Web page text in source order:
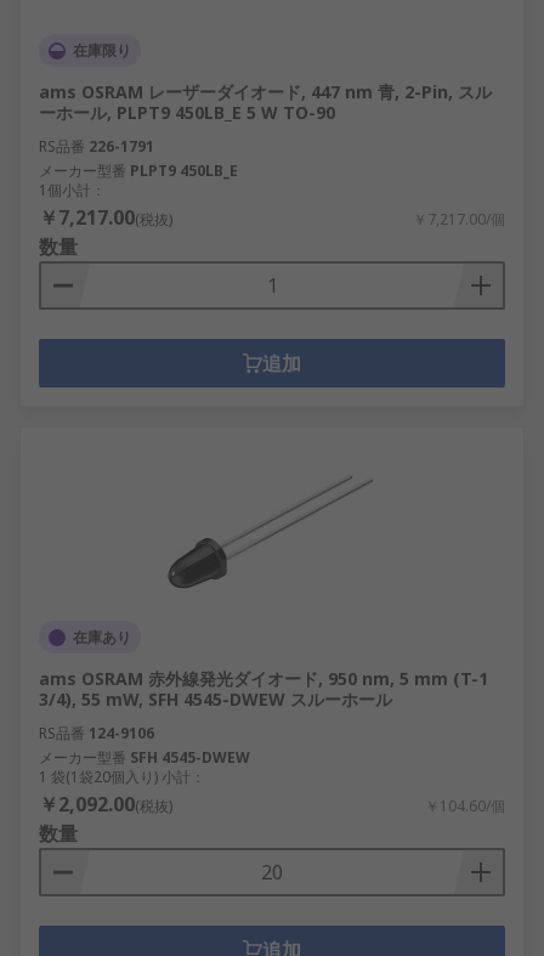
在庫限り
ams OSRAM レーザーダイオード, 447 nm 青, 2-Pin, スル
ーホール, PLPT9 450LB_E 5 W TO-90
RS品番 226-1791
メーカー型番 PLPT9 450LB_E
1個小計：
￥7,217.00(税抜) ￥7,217.00/個
数量
追加
在庫あり
ams OSRAM 赤外線発光ダイオード, 950 nm, 5 mm (T-1
3/4), 55 mW, SFH 4545-DWEW スルーホール
RS品番 124-9106
メーカー型番 SFH 4545-DWEW
1 袋(1袋20個入り) 小計：
￥2,092.00(税抜) ￥104.60/個
数量
追加